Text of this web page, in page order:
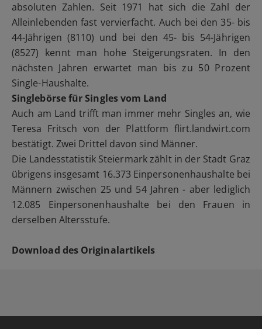
absoluten Zahlen. Seit 1971 hat sich die Zahl der
Alleinlebenden fast vervierfacht. Auch bei den 35- bis
44-Jährigen (8110) und bei den 45- bis 54-Jährigen
(8527) kennt man hohe Steigerungsraten. In den
nächsten Jahren erwartet man bis zu 50 Prozent
Single-Haushalte.
Singlebörse für Singles vom Land
Auch am Land trifft man immer mehr Singles an, wie
Teresa Fritsch von der Plattform flirt.landwirt.com
bestätigt. Zwei Drittel davon sind Männer.
Die Landesstatistik Steiermark zählt in der Stadt Graz
übrigens insgesamt 16.373 Einpersonenhaushalte bei
Männern zwischen 25 und 54 Jahren - aber lediglich
12.085 Einpersonenhaushalte bei den Frauen in
derselben Altersstufe.
Download des Originalartikels